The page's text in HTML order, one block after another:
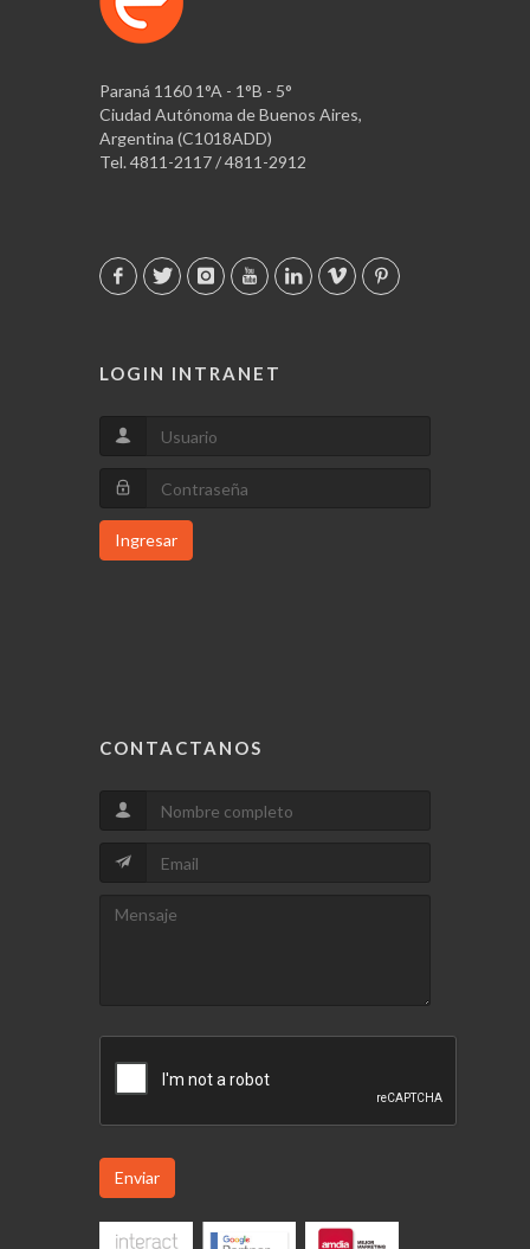
Paraná 1160 1°A - 1°B - 5°
Ciudad Autónoma de Buenos Aires,
Argentina (C1018ADD)
Tel. 4811-2117 / 4811-2912
LOGIN INTRANET
Ingresar
CONTACTANOS
Enviar